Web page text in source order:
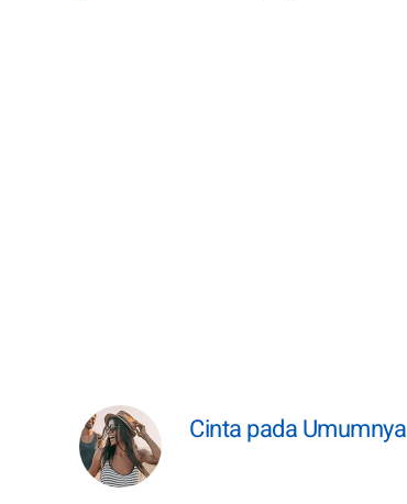
Cinta pada Umumnya